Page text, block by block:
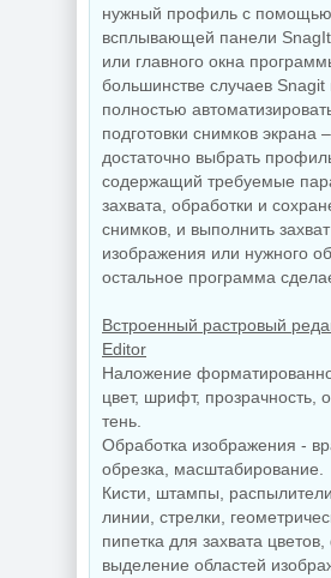
документов
PDFgear 2.1.18
Управление
Raven 1.1.0.0
NEW
2026
Windows 11 Pro
26H1 Build
28120.2546 by
OneSmiLe
NEW
Build
by
нужный профиль с помощью
всплывающей панели
или главного окна
большинстве случаев Snagit
полностью
подготовки снимков экрана
достаточно выбрать
содержащий требуемые
захвата, обработки и
снимков, и выполнить захват
изображения или нужного
остальное программа
Встроенный растровый
Editor
Наложение
цвет, шрифт, прозрачность,
тень.
Обработка изображения -
обрезка, масштабирование.
Кисти, штампы,
линии, стрелки,
пипетка для захвата
выделение областей